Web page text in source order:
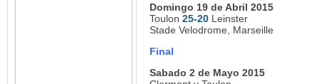
Domingo 19 de Abril 2015
Toulon 25-20 Leinster
Stade Velodrome, Marseille
Final
Sabado 2 de Mayo 2015